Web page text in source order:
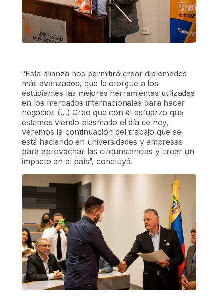
“Esta alianza nos permitirá crear diplomados
más avanzados, que le otorgue a los
estudiantes las mejores herramientas utilizadas
en los mercados internacionales para hacer
negocios (…) Creo que con el esfuerzo que
estamos viendo plasmado el día de hoy,
veremos la continuación del trabajo que se
está haciendo en universidades y empresas
para aprovechar las circunstancias y crear un
impacto en el país”, concluyó.